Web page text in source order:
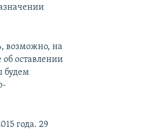
возможно, на
оставлении
будем
года. 29